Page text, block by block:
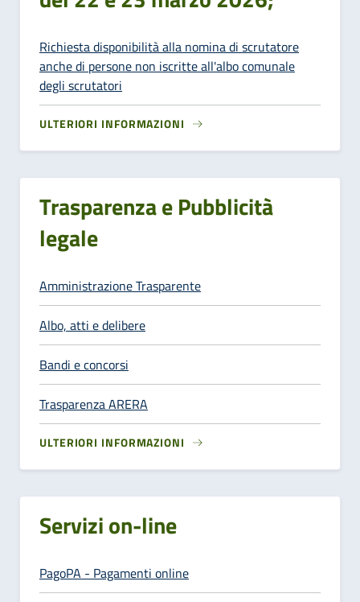
Richiesta disponibilità alla nomina di scrutatore
anche di persone non iscritte all'albo comunale
degli scrutatori
ULTERIORI INFORMAZIONI
Trasparenza e Pubblicità
legale
Amministrazione Trasparente
Albo, atti e delibere
Bandi e concorsi
Trasparenza ARERA
ULTERIORI INFORMAZIONI
Servizi on-line
PagoPA - Pagamenti online